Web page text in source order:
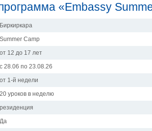
«Embassy
Биркиркара
Summer Camp
от 12 до 17 лет
с 28.06 по 23.08.26
от 1-й недели
20 уроков в неделю
резиденция
Да